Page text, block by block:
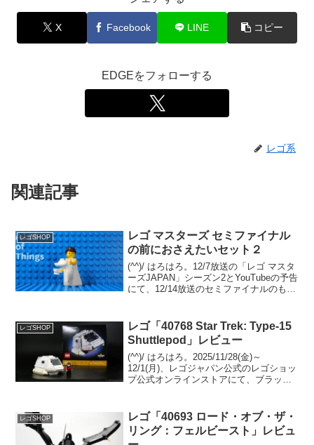
X Facebook LINE コピー
EDGEをフォローする
レゴ系
関連記事
レゴSHOP
レゴ マスターズ セミファイナル
の前におさえたいセット２
(^^)/ はろはろ。12/7放送の「レゴ マスタ
ーズJAPAN」シーズン2とYouTubeの予告
にて、12/14放送のセミファイナルのもう
ァイナルでは、既存セ...
レゴSHOP
レゴ「40768 Star Trek: Type-15
Shuttlepod」レビュー
(^^)/ はろはろ。2025/11/28(金)～
12/1(月)、レゴジャパン公式のレゴショッ
プ公式オンラインストアにて、ブラック
15 Shu...
レゴSHOP
レゴ「40693 ロード・オブ・ザ・
リング：フェルビースト」レビュ